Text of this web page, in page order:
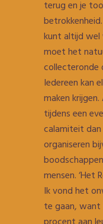
terug en je
kunt altijd wel
moet het
collecteronde
Iedereen kan
maken
tijdens een
calamiteit dan
organiseren
mensen. ‘Het
Ik vond het
te gaan, want